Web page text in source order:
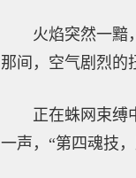
火焰突然一黯
那间，空气剧烈的
正在蛛网束缚
一声，“第四魂技